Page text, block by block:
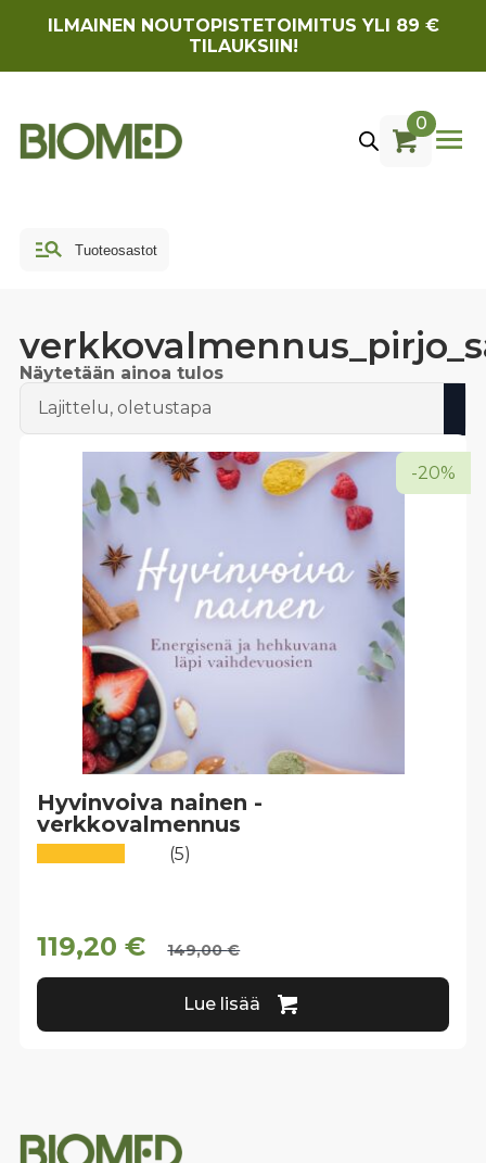
ILMAINEN NOUTOPISTETOIMITUS YLI 89 €
TILAUKSIIN!
0
Näytetään ainoa tulos
-20%
119,20€ 149,00€
Hyvinvoiva nainen -
verkkovalmennus
(5)
Lue lisää